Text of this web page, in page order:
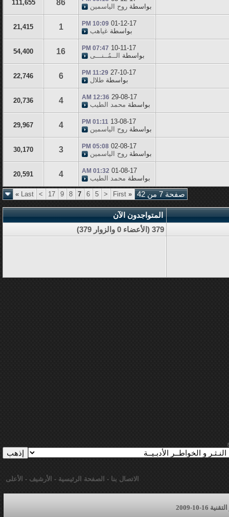
بواسطة روح الياسمين 86
111,655
01-12-17
10:09 PM
بواسطة غياهب 1
21,415
10-11-17
07:47 PM
بواسطة الــمُــنـــى 16
54,400
27-10-17
11:29 PM
بواسطة طلال 6
22,746
29-08-17
12:36 AM
بواسطة محمد الطيب 4
20,736
13-08-17
01:11 PM
بواسطة روح الياسمين 4
29,967
02-08-17
05:08 PM
بواسطة روح الياسمين 3
30,170
01-08-17
01:32 AM
بواسطة محمد الطيب 4
20,591
صفحة 7 من 42 «
<
5
6
7
8
9
17
>
Last
»
المتواجدون الآن
379 (الأعضاء 0 والزوار 379)
الاتصال بنا - الصفحة الرئيسية - الأرشيف - الأعلى
10-2009